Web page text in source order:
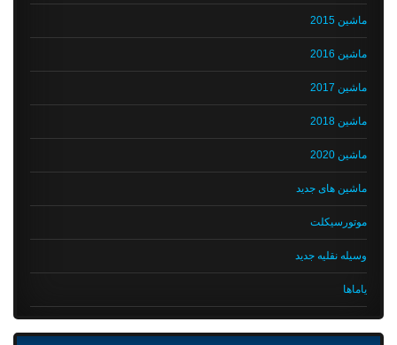
ماشین 2015
ماشین 2016
ماشین 2017
ماشین 2018
ماشین 2020
ماشین های جدید
موتورسیکلت
وسیله نقلیه جدید
یاماها